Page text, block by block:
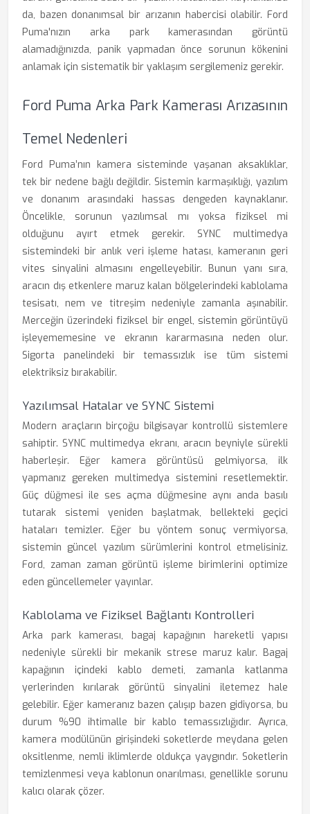
da, bazen donanımsal bir arızanın habercisi olabilir. Ford
Puma'nızın arka park kamerasından görüntü
alamadığınızda, panik yapmadan önce sorunun kökenini
anlamak için sistematik bir yaklaşım sergilemeniz gerekir.
Ford Puma Arka Park Kamerası Arızasının
Temel Nedenleri
Ford Puma’nın kamera sisteminde yaşanan aksaklıklar,
tek bir nedene bağlı değildir. Sistemin karmaşıklığı, yazılım
ve donanım arasındaki hassas dengeden kaynaklanır.
Öncelikle, sorunun yazılımsal mı yoksa fiziksel mi
olduğunu ayırt etmek gerekir. SYNC multimedya
sistemindeki bir anlık veri işleme hatası, kameranın geri
vites sinyalini almasını engelleyebilir. Bunun yanı sıra,
aracın dış etkenlere maruz kalan bölgelerindeki kablolama
tesisatı, nem ve titreşim nedeniyle zamanla aşınabilir.
Merceğin üzerindeki fiziksel bir engel, sistemin görüntüyü
işleyememesine ve ekranın kararmasına neden olur.
Sigorta panelindeki bir temassızlık ise tüm sistemi
elektriksiz bırakabilir.
Yazılımsal Hatalar ve SYNC Sistemi
Modern araçların birçoğu bilgisayar kontrollü sistemlere
sahiptir. SYNC multimedya ekranı, aracın beyniyle sürekli
haberleşir. Eğer kamera görüntüsü gelmiyorsa, ilk
yapmanız gereken multimedya sistemini resetlemektir.
Güç düğmesi ile ses açma düğmesine aynı anda basılı
tutarak sistemi yeniden başlatmak, bellekteki geçici
hataları temizler. Eğer bu yöntem sonuç vermiyorsa,
sistemin güncel yazılım sürümlerini kontrol etmelisiniz.
Ford, zaman zaman görüntü işleme birimlerini optimize
eden güncellemeler yayınlar.
Kablolama ve Fiziksel Bağlantı Kontrolleri
Arka park kamerası, bagaj kapağının hareketli yapısı
nedeniyle sürekli bir mekanik strese maruz kalır. Bagaj
kapağının içindeki kablo demeti, zamanla katlanma
yerlerinden kırılarak görüntü sinyalini iletemez hale
gelebilir. Eğer kameranız bazen çalışıp bazen gidiyorsa, bu
durum %90 ihtimalle bir kablo temassızlığıdır. Ayrıca,
kamera modülünün girişindeki soketlerde meydana gelen
oksitlenme, nemli iklimlerde oldukça yaygındır. Soketlerin
temizlenmesi veya kablonun onarılması, genellikle sorunu
kalıcı olarak çözer.